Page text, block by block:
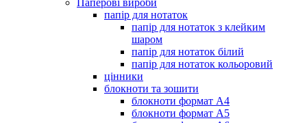
Паперові вироби
папір для нотаток
папір для нотаток з клейким
шаром
папір для нотаток білий
папір для нотаток кольоровий
цінники
блокноти та зошити
блокноти формат А4
блокноти формат А5